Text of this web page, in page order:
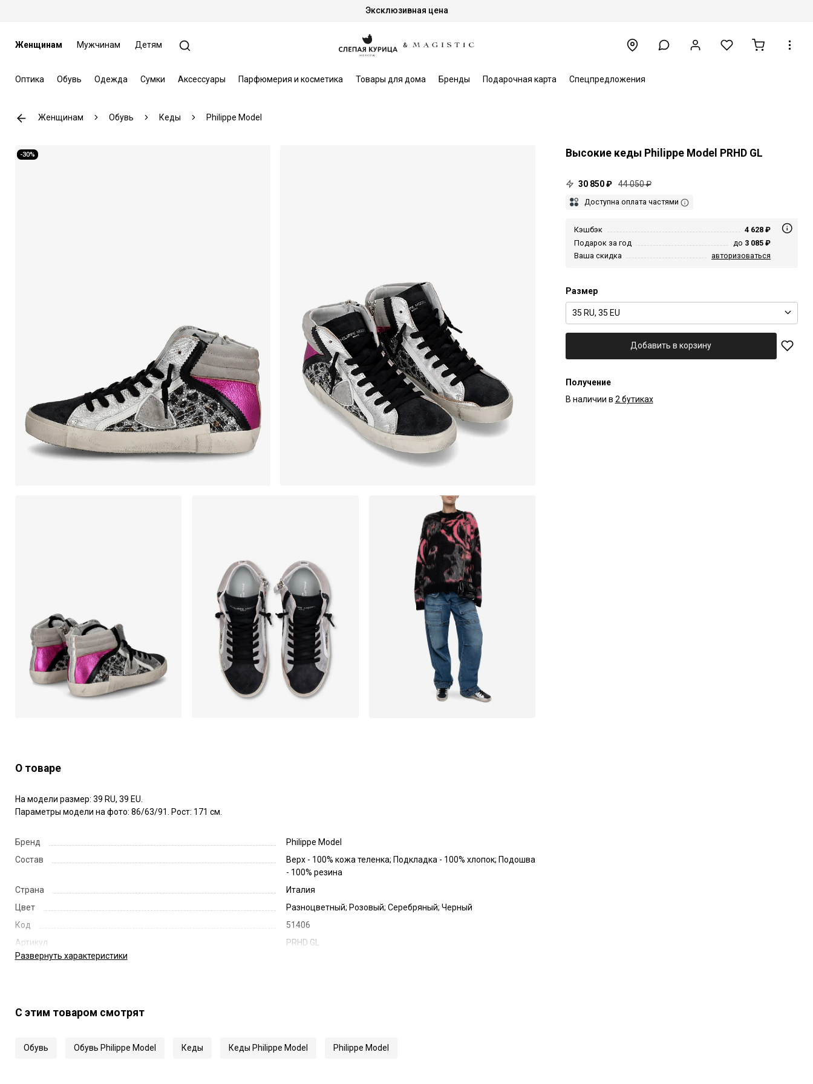
Эксклюзивная цена
Женщинам Мужчинам Детям
Оптика Обувь Одежда Сумки Аксессуары Парфюмерия и косметика Товары для дома Бренды Подарочная карта Спецпредложения
Женщинам Обувь Кеды Philippe Model
-30% Высокие кеды Philippe Model PRHD GL
30 850 ₽ 44 050 ₽
Доступна оплата частями
Кэшбэк
4 628 ₽
Подарок за год
до 3 085 ₽
Ваша скидка
авторизоваться
Размер
35 RU, 35 EU
Добавить в корзину
Получение
В наличии в 2 бутиках
О товаре
На модели размер: 39 RU, 39 EU.
Параметры модели на фото: 86/63/91. Рост: 171 см.
Бренд
Philippe Model
Состав
Верх - 100% кожа теленка; Подкладка - 100% хлопок; Подошва
- 100% резина
Страна
Италия
Цвет
Разноцветный; Розовый; Серебряный; Черный
Код
51406
Артикул
PRHD GL
Развернуть характеристики
С этим товаром смотрят
Обувь Обувь Philippe Model Кеды Кеды Philippe Model Philippe Model